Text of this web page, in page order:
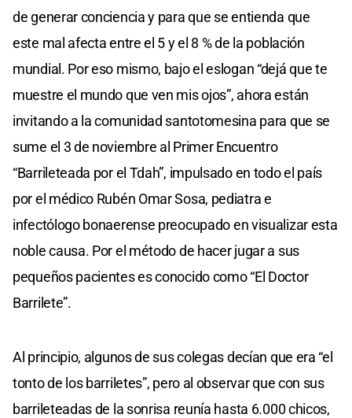
de generar conciencia y para que se entienda que
este mal afecta entre el 5 y el 8 % de la población
mundial. Por eso mismo, bajo el eslogan “dejá que te
muestre el mundo que ven mis ojos”, ahora están
invitando a la comunidad santotomesina para que se
sume el 3 de noviembre al Primer Encuentro
“Barrileteada por el Tdah”, impulsado en todo el país
por el médico Rubén Omar Sosa, pediatra e
infectólogo bonaerense preocupado en visualizar esta
noble causa. Por el método de hacer jugar a sus
pequeños pacientes es conocido como “El Doctor
Barrilete”.
Al principio, algunos de sus colegas decían que era “el
tonto de los barriletes”, pero al observar que con sus
barrileteadas de la sonrisa reunía hasta 6.000 chicos,